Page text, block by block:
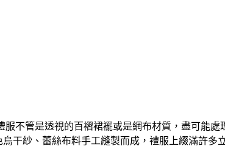
不管是透視的百褶裙襬或是網布材質，盡可能
干紗、蕾絲布料手工縫製而成，禮服上綴滿許